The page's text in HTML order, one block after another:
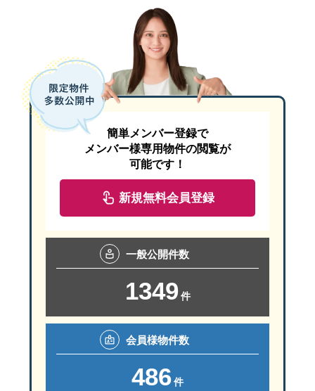
簡単メンバー登録で
メンバー様専用物件の閲覧が
可能です！
新規無料会員登録
一般公開件数
1349 件
会員様物件数
486件